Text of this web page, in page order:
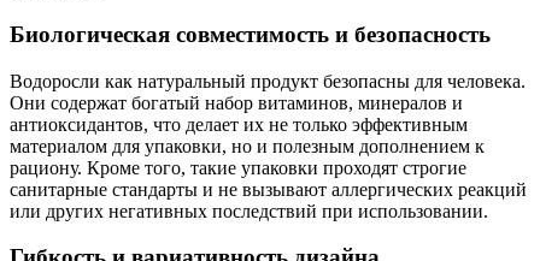
Биологическая совместимость и безопасность
Водоросли как натуральный продукт безопасны для человека.
Они содержат богатый набор витаминов, минералов и
антиоксидантов, что делает их не только эффективным
материалом для упаковки, но и полезным дополнением к
рациону. Кроме того, такие упаковки проходят строгие
санитарные стандарты и не вызывают аллергических реакций
или других негативных последствий при использовании.